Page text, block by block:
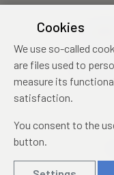
Cookies
We use so-called
are files used to
measure its
satisfaction.
You consent to the
button.